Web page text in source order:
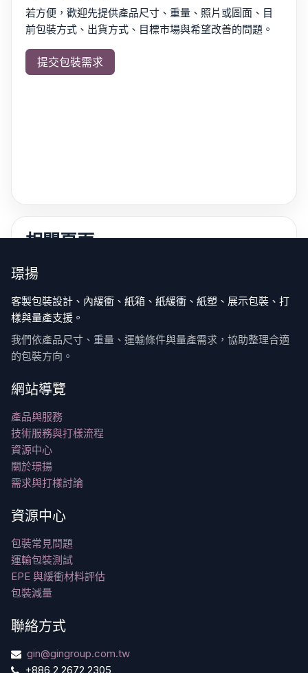
若方便，歡迎先提供產品尺寸、重量、照片或圖面、目
前包裝方式、出貨方式、目標市場與希望改善的問題。
提交包裝需求
相關頁面
技術服務與打樣流程
璟揚
客製包裝設計、內緩衝、紙箱、紙緩衝、紙塑、展示包裝、打
樣與量產支援。
我們依產品尺寸、重量、運輸條件與量產需求，協助整理合適
的包裝方向。
網站導覽
產品與服務
技術服務與打樣流程
資源中心
關於璟揚
需求與打樣討論
資源中心
包裝常見問題
運輸包裝測試
EPE 與緩衝材料評估
包裝減量
聯絡方式
gin@gingroup.com.tw
+886 2 2672 2305